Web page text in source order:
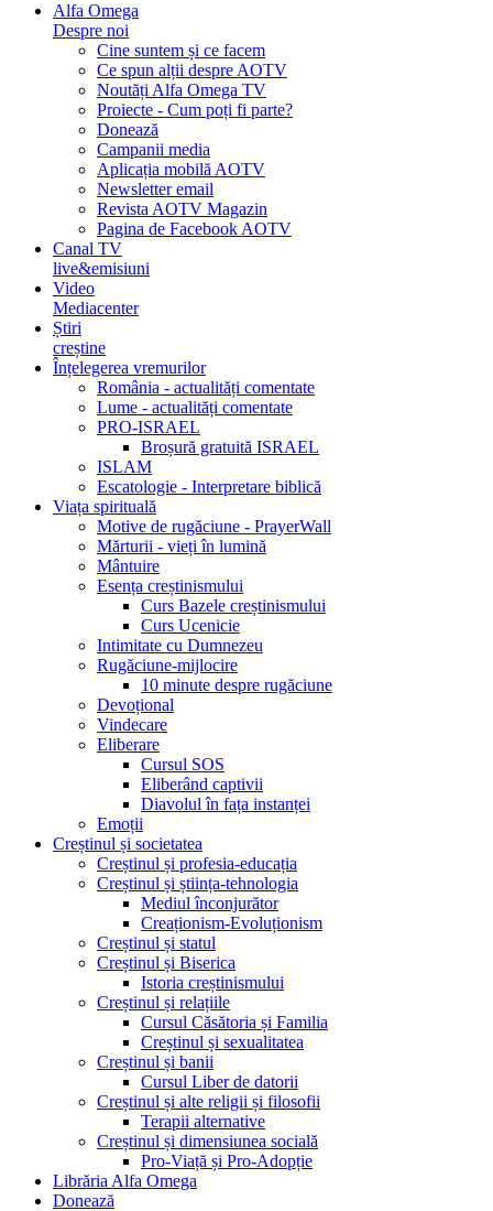
Alfa Omega
Despre noi
Cine suntem și ce facem
Ce spun alții despre AOTV
Noutăți Alfa Omega TV
Proiecte - Cum poți fi parte?
Donează
Campanii media
Aplicația mobilă AOTV
Newsletter email
Revista AOTV Magazin
Pagina de Facebook AOTV
Canal TV
live&emisiuni
Video
Mediacenter
Știri
creștine
Înțelegerea vremurilor
România - actualități comentate
Lume - actualități comentate
PRO-ISRAEL
Broșură gratuită ISRAEL
ISLAM
Escatologie - Interpretare biblică
Viața spirituală
Motive de rugăciune - PrayerWall
Mărturii - vieți în lumină
Mântuire
Esența creștinismului
Curs Bazele creștinismului
Curs Ucenicie
Intimitate cu Dumnezeu
Rugăciune-mijlocire
10 minute despre rugăciune
Devoțional
Vindecare
Eliberare
Cursul SOS
Eliberând captivii
Diavolul în fața instanței
Emoții
Creștinul și societatea
Creștinul și profesia-educația
Creștinul și știința-tehnologia
Mediul înconjurător
Creaționism-Evoluționism
Creștinul și statul
Creștinul și Biserica
Istoria creștinismului
Creștinul și relațiile
Cursul Căsătoria și Familia
Creștinul și sexualitatea
Creștinul și banii
Cursul Liber de datorii
Creștinul și alte religii și filosofii
Terapii alternative
Creștinul și dimensiunea socială
Pro-Viață și Pro-Adopție
Librăria Alfa Omega
Donează